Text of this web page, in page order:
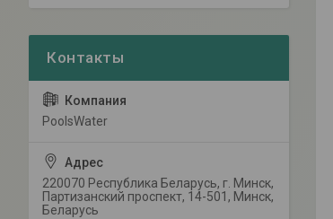
PoolsWater
220070 Республика Беларусь, г. Минск,
Партизанский проспект, 14-501, Минск,
Беларусь